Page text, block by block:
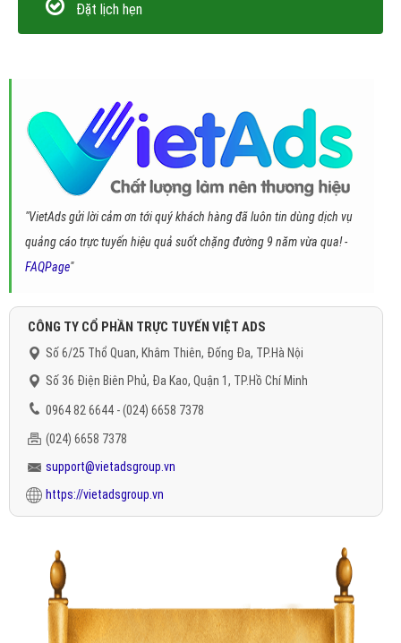
Đặt lịch hẹn
"VietAds gửi lời cảm ơn tới quý khách hàng đã luôn tin dùng dịch vụ
quảng cáo trực tuyến hiệu quả suốt chặng đường 9 năm vừa qua! -
FAQPage"
CÔNG TY CỔ PHẦN TRỰC TUYẾN VIỆT ADS
Số 6/25 Thổ Quan, Khâm Thiên, Đống Đa, TP.Hà Nội
Số 36 Điện Biên Phủ, Đa Kao, Quận 1, TP.Hồ Chí Minh
0964 82 6644 - (024) 6658 7378
(024) 6658 7378
support@vietadsgroup.vn
https://vietadsgroup.vn